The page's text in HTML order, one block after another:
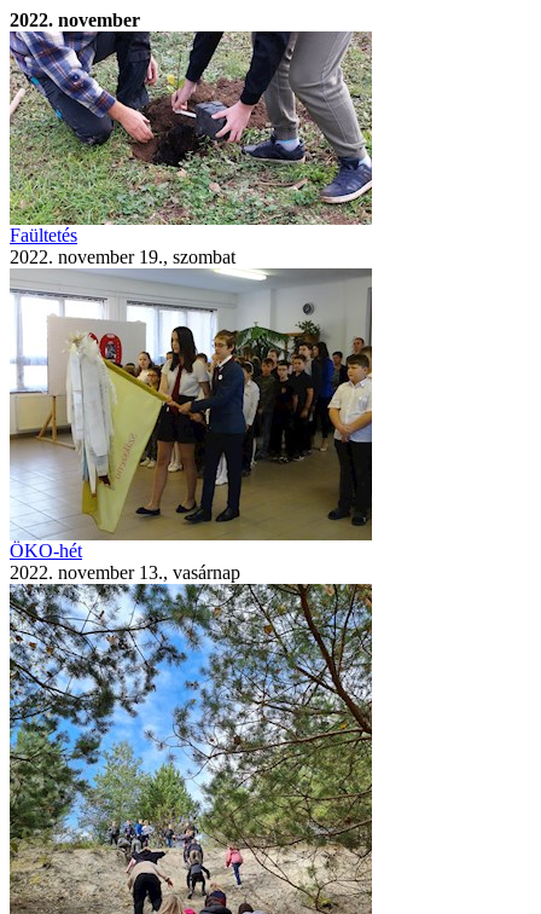
2022. november
Faültetés
2022. november 19., szombat
ÖKO-hét
2022. november 13., vasárnap